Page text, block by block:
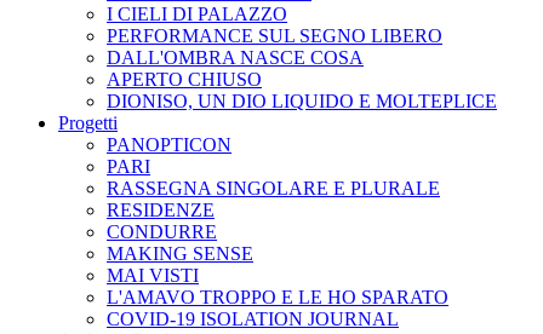
I CIELI DI PALAZZO
PERFORMANCE SUL SEGNO LIBERO
DALL'OMBRA NASCE COSA
APERTO CHIUSO
DIONISO, UN DIO LIQUIDO E MOLTEPLICE
Progetti
PANOPTICON
PARI
RASSEGNA SINGOLARE E PLURALE
RESIDENZE
CONDURRE
MAKING SENSE
MAI VISTI
L'AMAVO TROPPO E LE HO SPARATO
COVID-19 ISOLATION JOURNAL